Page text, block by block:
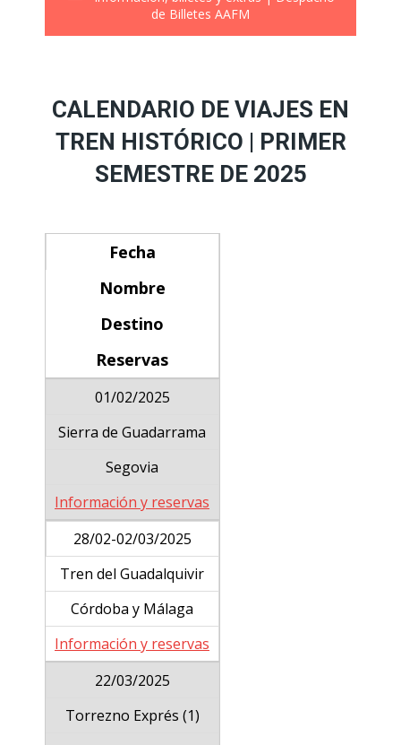
de Billetes AAFM
CALENDARIO DE VIAJES EN
TREN HISTÓRICO | PRIMER
SEMESTRE DE 2025
Fecha
Nombre
Destino
Reservas
01/02/2025
Sierra de Guadarrama
Segovia
Información y reservas
28/02-02/03/2025
Tren del Guadalquivir
Córdoba y Málaga
Información y reservas
22/03/2025
Torrezno Exprés (1)